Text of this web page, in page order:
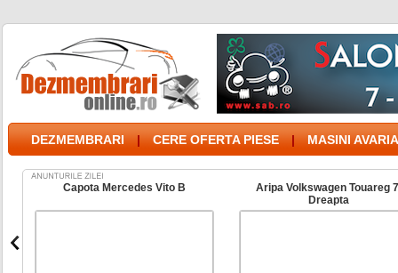
DEZMEMBRARI | CERE OFERTA PIESE | MASINI
Aripa Volkswagen Touareg 7l
Capota Jaguar X Type 2003